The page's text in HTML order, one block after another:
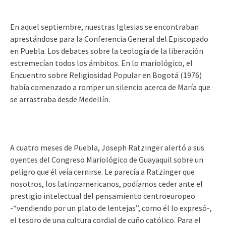
En aquel septiembre, nuestras Iglesias se encontraban
aprestándose para la Conferencia General del Episcopado
en Puebla. Los debates sobre la teología de la liberación
estremecían todos los ámbitos. En lo mariológico, el
Encuentro sobre Religiosidad Popular en Bogotá (1976)
había comenzado a romper un silencio acerca de María que
se arrastraba desde Medellín.
A cuatro meses de Puebla, Joseph Ratzinger alertó a sus
oyentes del Congreso Mariológico de Guayaquil sobre un
peligro que él veía cernirse. Le parecía a Ratzinger que
nosotros, los latinoamericanos, podíamos ceder ante el
prestigio intelectual del pensamiento centroeuropeo
-“vendiendo por un plato de lentejas”, como él lo expresó-,
el tesoro de una cultura cordial de cuño católico. Para el